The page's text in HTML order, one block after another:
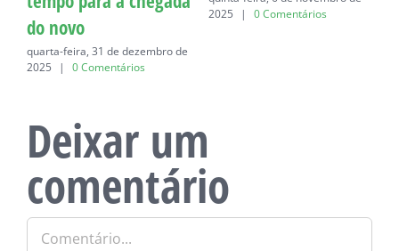
31 de dezembro de
| 0 Comentários
|
Deixar um
comentário
Comentário